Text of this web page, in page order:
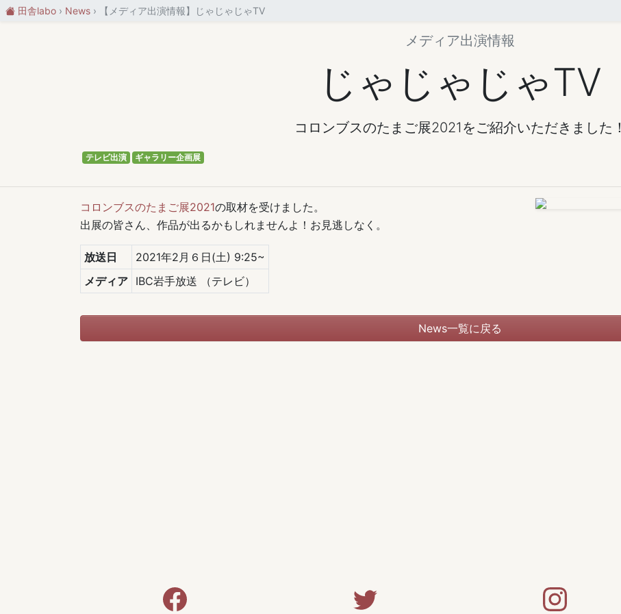
田舎labo News 【メディア出演情報】じゃじゃじゃTV
メディア出演情報
じゃじゃじゃTV
コロンブスのたまご展2021をご紹介いただきました！
テレビ出演 ギャラリー企画展
コロンブスのたまご展2021の取材を受けました。
出展の皆さん、作品が出るかもしれませんよ！お見逃しなく。
放送日
2021年2月６日(土) 9:25~
メディア
IBC岩手放送 （テレビ）
News一覧に戻る